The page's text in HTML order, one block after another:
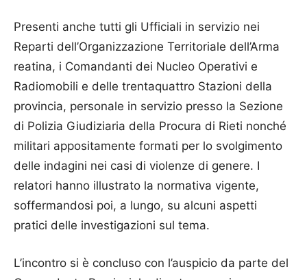
Presenti anche tutti gli Ufficiali in servizio nei
Reparti dell’Organizzazione Territoriale dell’Arma
reatina, i Comandanti dei Nucleo Operativi e
Radiomobili e delle trentaquattro Stazioni della
provincia, personale in servizio presso la Sezione
di Polizia Giudiziaria della Procura di Rieti nonché
militari appositamente formati per lo svolgimento
delle indagini nei casi di violenze di genere. I
relatori hanno illustrato la normativa vigente,
soffermandosi poi, a lungo, su alcuni aspetti
pratici delle investigazioni sul tema.
L’incontro si è concluso con l’auspicio da parte del